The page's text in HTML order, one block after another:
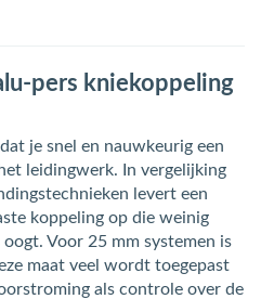
pers kniekoppeling
je snel en nauwkeurig een
leidingwerk. In vergelijking
levert een
koppeling op die weinig
Voor 25 mm systemen is
maat veel wordt toegepast
als controle over de